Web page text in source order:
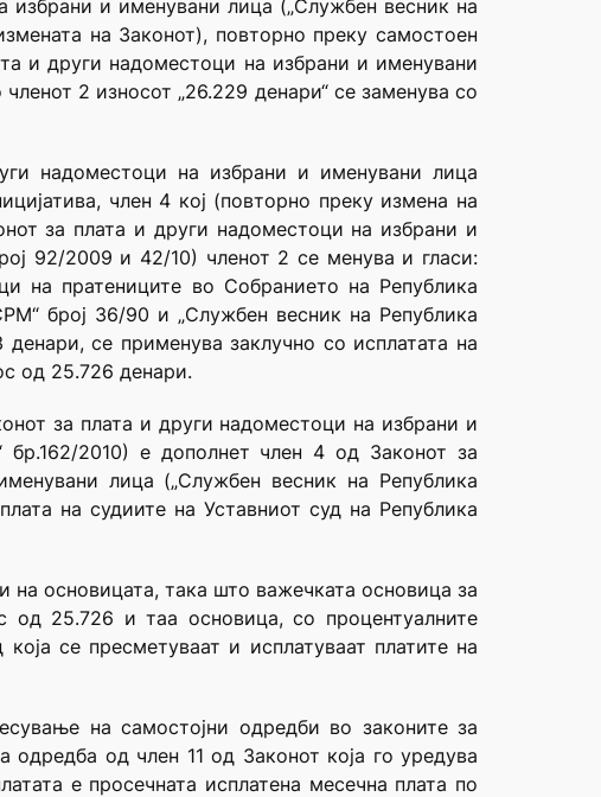
и именувани лица („Службен весник на
на Законот), повторно преку самостоен
и други надоместоци на избрани и именувани
2 износот „26.229 денари“ се заменува со
надоместоци на избрани и именувани лица
член 4 кој (повторно преку измена на
за плата и други надоместоци на избрани и
92/2009 и 42/10) членот 2 се менува и гласи:
на пратениците во Собранието на Република
број 36/90 и „Службен весник на Република
се применува заклучно со исплатата на
од 25.726 денари.
за плата и други надоместоци на избрани и
бр.162/2010) е дополнет член 4 од Законот за
лица („Службен весник на Република
на судиите на Уставниот суд на Република
основицата, така што важечката основица за
од 25.726 и таа основица, со процентуалните
се пресметуваат и исплатуваат платите на
на самостојни одредби во законите за
од член 11 од Законот која го уредува
е просечната исплатена месечна плата по